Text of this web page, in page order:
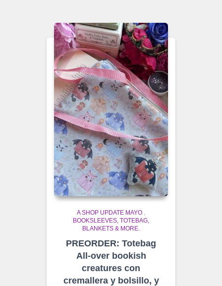
A SHOP UPDATE MAYO ,
BOOKSLEEVES, TOTEBAG,
BLANKETS & MORE.
PREORDER: Totebag
All-over bookish
creatures con
cremallera y bolsillo, y